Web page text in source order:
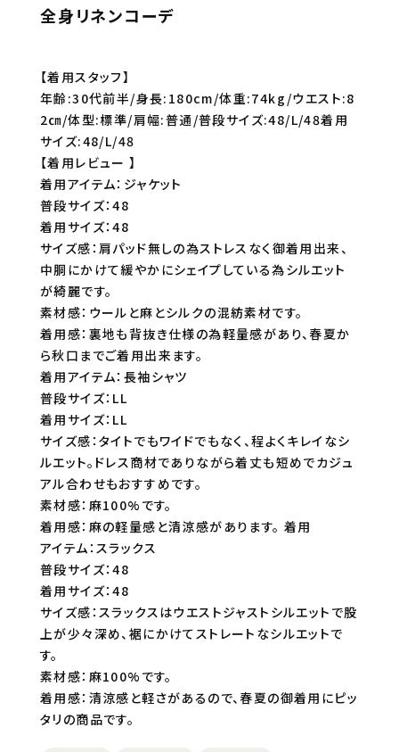
全身リネンコーデ
【着用スタッフ】
年齢:30代前半/身長:180cm/体重:74kg/ウエスト:8
2㎝/体型:標準/肩幅:普通/普段サイズ:48/L/48着用
サイズ:48/L/48
【着用レビュー 】
着用アイテム：ジャケット
普段サイズ：48
着用サイズ：48
サイズ感：肩パッド無しの為ストレスなく御着用出来、
中胴にかけて緩やかにシェイプしている為シルエット
が綺麗です。
素材感：ウールと麻とシルクの混紡素材です。
着用感：裏地も背抜き仕様の為軽量感があり、春夏か
ら秋口までご着用出来ます。
着用アイテム：長袖シャツ
普段サイズ：LL
着用サイズ：LL
サイズ感：タイトでもワイドでもなく、程よくキレイなシ
ルエット。ドレス商材でありながら着丈も短めでカジュ
アル合わせもおすすめです。
素材感：麻100%です。
着用感：麻の軽量感と清涼感があります。 着用
アイテム：スラックス
普段サイズ：48
着用サイズ：48
サイズ感：スラックスはウエストジャストシルエットで股
上が少々深め、裾にかけてストレートなシルエットで
す。
素材感：麻100%です。
着用感：清涼感と軽さがあるので、春夏の御着用にピッ
タリの商品です。